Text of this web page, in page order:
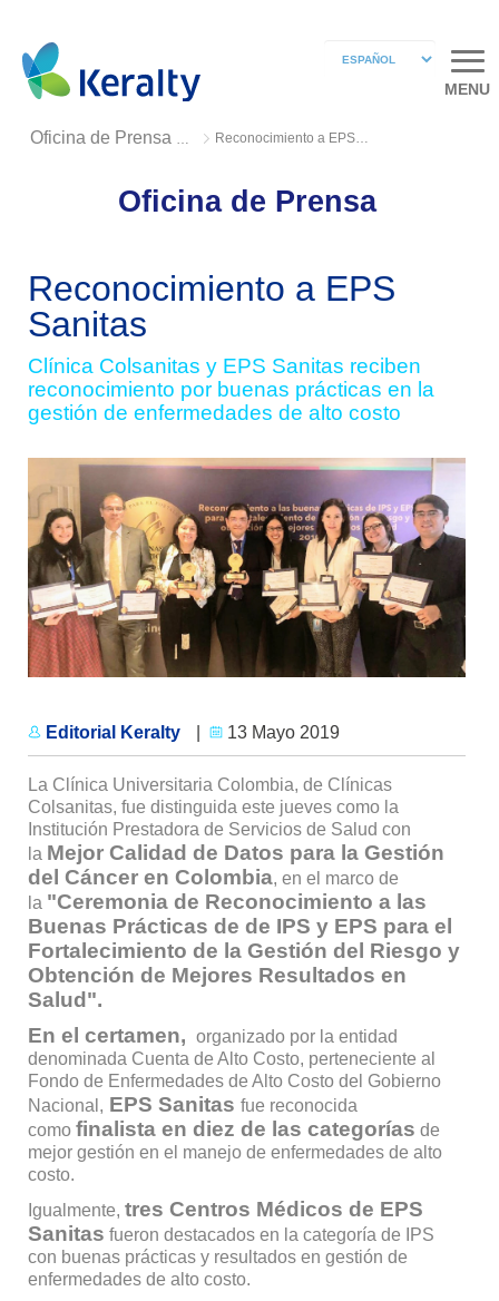
MENU
Oficina de Prensa 2019 Reconocimiento a EPS Sanitas
Oficina de Prensa
Reconocimiento a EPS
Sanitas
Clínica Colsanitas y EPS Sanitas reciben
reconocimiento por buenas prácticas en la
gestión de enfermedades de alto costo
Editorial Keralty 13 Mayo 2019
La Clínica Universitaria Colombia, de Clínicas
Colsanitas, fue distinguida este jueves como la
Institución Prestadora de Servicios de Salud con
la Mejor Calidad de Datos para la Gestión
del Cáncer en Colombia, en el marco de
la "Ceremonia de Reconocimiento a las
Buenas Prácticas de de IPS y EPS para el
Fortalecimiento de la Gestión del Riesgo y
Obtención de Mejores Resultados en
Salud".
En el certamen, organizado por la entidad
denominada Cuenta de Alto Costo, perteneciente al
Fondo de Enfermedades de Alto Costo del Gobierno
Nacional, EPS Sanitas fue reconocida
como finalista en diez de las categorías de
mejor gestión en el manejo de enfermedades de alto
costo.
Igualmente, tres Centros Médicos de EPS
Sanitas fueron destacados en la categoría de IPS
con buenas prácticas y resultados en gestión de
enfermedades de alto costo.